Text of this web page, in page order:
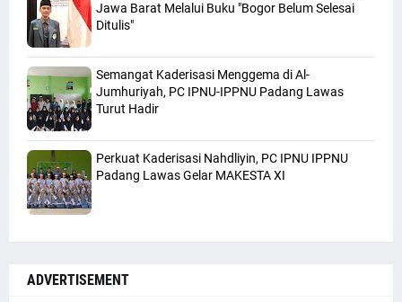
Jawa Barat Melalui Buku "Bogor Belum Selesai
Ditulis"
Semangat Kaderisasi Menggema di Al-
Jumhuriyah, PC IPNU-IPPNU Padang Lawas
Turut Hadir
Perkuat Kaderisasi Nahdliyin, PC IPNU IPPNU
Padang Lawas Gelar MAKESTA XI
ADVERTISEMENT